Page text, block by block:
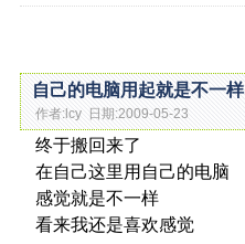
自己的电脑用起就是不一样
作者:lcy 日期:2009-05-23
终于搬回来了
在自己这里用自己的电脑
感觉就是不一样
看来我还是喜欢感觉